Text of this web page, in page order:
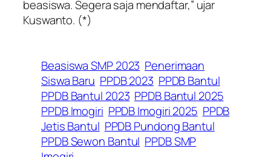
beasiswa. Segera saja mendaftar,” ujar
Kuswanto. (*)
Beasiswa SMP 2023 Penerimaan
Siswa Baru PPDB 2023 PPDB Bantul
PPDB Bantul 2023 PPDB Bantul 2025
PPDB Imogiri PPDB Imogiri 2025 PPDB
Jetis Bantul PPDB Pundong Bantul
PPDB Sewon Bantul PPDB SMP